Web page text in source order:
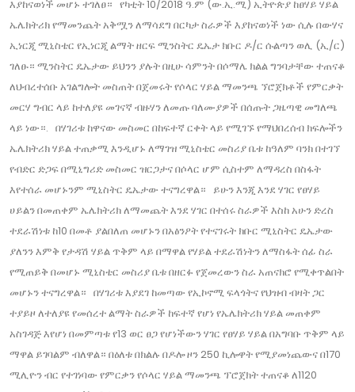
እያከናወነች መሆኑ ተገለፀ። የካቲት 10/2018 ዓ.ም (ው.ኢ.ሚ) ኢትዮጵያ ከፀሃይ ሃይል
ኤሌክትሪክ የማመንጨት አቅሟን ለማሳደግ በርካታ ስራዎች እያከናወነች ነው ሲሉ በውሃና
ኢነርጂ ሚኒስቴር የኢነርጂ ልማት ዘርፍ ሚንስትር ዴኤታ ክቡር ዶ/ር ሱልጣን ወሊ (ኢ/ር)
ገለፁ። ሚንስትር ዴኤታው ይህንን ያሉት በዚሁ ሳምንት በሶማሌ ክልል ግንባታቸው ተጠናቆ
ለህብረተሰቡ አገልግሎት መስጠት በጀመሩት የሶላር ሃይል ማመንጫ ኘሮጀክቶች የምርቃት
መርሃ ግብር ላይ ከተለያዩ መገናኛ ብዙሃን ለመጡ ባለሙያዎች በሰጡት ጋዜጣዊ መግለጫ
ላይ ነው።. በሃገሪቱ ከዋናው መስመር በከፍተኛ ርቀት ላይ የሚገኙ የማህበረሰብ ክፍሎችን
ኤሌክትሪክ ሃይል ተጠቃሚ እንዲሆኑ ለማገዝ ሚኒስቴር መስሪያ ቤቱ ከዓለም ባንክ በተገኘ
የብድር ድጋፍ በሚኒግሪድ መስመር ዝርጋታና በሶላር ሆም ሲስተም ለማዳረስ በስፋት
እየተሰራ መሆኑንም ሚኒስትር ዴኤታው ተናግረዋል። ይሁን እንጂ እንደ ሃገር የፀሃይ
ሀይልን በመጠቀም ኤሌክትሪክ ለማመጨት እንደ ሃገር በተሰሩ ስራዎች እስከ አሁን ድረስ
ተደራሽነቱ ከ10 በመቶ ያልበለጠ መሆኑን በአፅንዖት የተናገሩት ክቡር ሚኒስትር ዴኤታው
ያለንን እምቅ የታዳሽ ሃይል ጥቅም ላይ በማዋል የሃይል ተደራሽነትን ለማስፋት ሰፊ ስራ
የሚጠይቅ በመሆኑ ሚኒስቴር መስሪያ ቤቱ በዘርፉ የጀመረውን ስራ አጠናክሮ የሚቀጥልበት
መሆኑን ተናግረዋል። በሃገሪቱ እያደገ ከመጣው የኢኮኖሚ ፍላጎትና የህዝብ ብዛት ጋር
ተያይዞ ለተለያዩ የመሰረተ ልማት ስራዎች ከፍተኛ የሆነ የኤሌክትሪክ ሃይል መጠቀም
አስገዳጅ እየሆነ በመምጣቱ የ13 ወር ፀጋ የሆነችውን ሃገር የፀሃይ ሃይል በአግባቡ ጥቅም ላይ
ማዋል ይገባልም ብለዋል። በዕለቱ በክልሉ በዶሎ ዞን 250 ኪሎዋት የሚያመነጨውና በ170
ሚሊዮን ብር የተገነባው የምርቃን የሶላር ሃይል ማመንጫ ፕሮጀክት ተጠናቆ ለ1120